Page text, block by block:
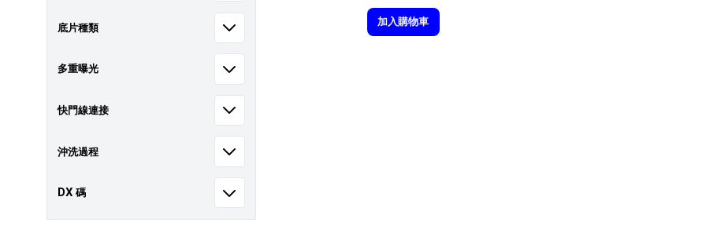
底片種類
多重曝光
快門線連接
沖洗過程
DX 碼
加入購物車